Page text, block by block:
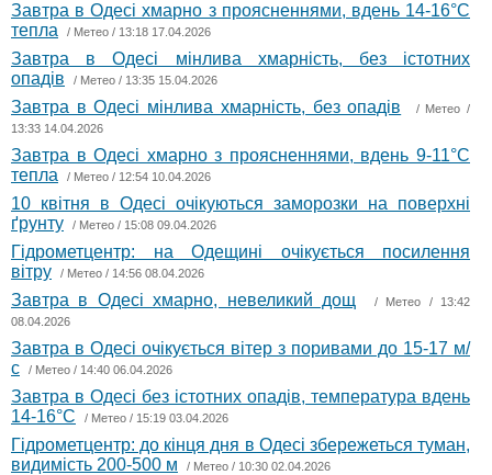
Завтра в Одесі хмарно з проясненнями, вдень 14-16°С
тепла
/ Метео / 13:18 17.04.2026
Завтра в Одесі мінлива хмарність, без істотних
опадів
/ Метео / 13:35 15.04.2026
Завтра в Одесі мінлива хмарність, без опадів / Метео /
13:33 14.04.2026
Завтра в Одесі хмарно з проясненнями, вдень 9-11°С
тепла
/ Метео / 12:54 10.04.2026
10 квітня в Одесі очікуються заморозки на поверхні
ґрунту
/ Метео / 15:08 09.04.2026
Гідрометцентр: на Одещині очікується посилення
вітру
/ Метео / 14:56 08.04.2026
Завтра в Одесі хмарно, невеликий дощ / Метео / 13:42
08.04.2026
Завтра в Одесі очікується вітер з поривами до 15-17 м/
с
/ Метео / 14:40 06.04.2026
Завтра в Одесі без істотних опадів, температура вдень
14-16°С
/ Метео / 15:19 03.04.2026
Гідрометцентр: до кінця дня в Одесі збережеться туман,
видимість 200-500 м
/ Метео / 10:30 02.04.2026